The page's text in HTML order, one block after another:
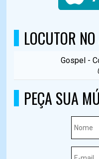
LOCUTOR
Gospel -
PEÇA SUA